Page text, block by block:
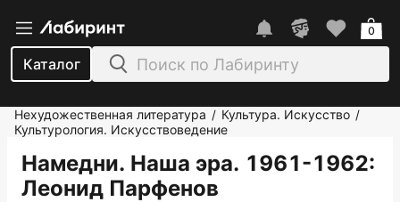
Каталог
0
Нехудожественная литература / Культура. Искусство /
Культурология. Искусствоведение
Намедни. Наша эра. 1961-1962:
Леонид Парфенов